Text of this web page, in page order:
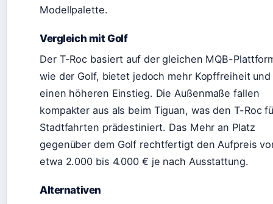
Modellpalette.
Vergleich mit Golf
Der T-Roc basiert auf der gleichen MQB-
wie der Golf, bietet jedoch mehr Kopffreiheit und
einen höheren Einstieg. Die Außenmaße fallen
kompakter aus als beim Tiguan, was den T-Roc
Stadtfahrten prädestiniert. Das Mehr an Platz
gegenüber dem Golf rechtfertigt den Aufpreis
etwa 2.000 bis 4.000 € je nach Ausstattung.
Alternativen